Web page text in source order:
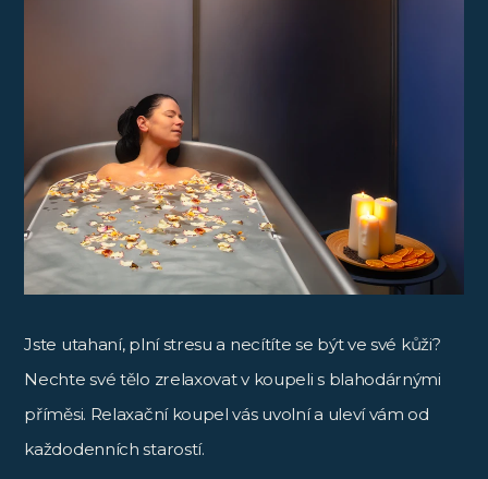
Jste utahaní, plní stresu a necítíte se být ve své kůži?
Nechte své tělo zrelaxovat v koupeli s blahodárnými
příměsi. Relaxační koupel vás uvolní a uleví vám od
každodenních starostí.